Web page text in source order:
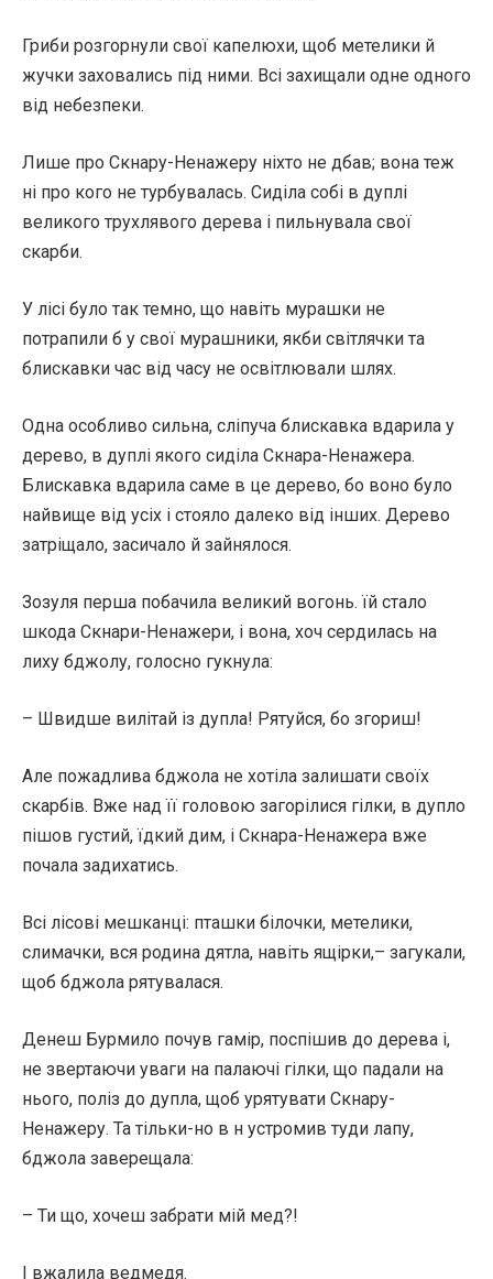
Гриби розгорнули свої капелюхи, щоб метелики й
жучки заховались під ними. Всі захищали одне одного
від небезпеки.
Лише про Скнару-Ненажеру ніхто не дбав; вона теж
ні про кого не турбувалась. Сиділа собі в дуплі
великого трухлявого дерева і пильнувала свої
скарби.
У лісі було так темно, що навіть мурашки не
потрапили б у свої мурашники, якби світлячки та
блискавки час від часу не освітлювали шлях.
Одна особливо сильна, сліпуча блискавка вдарила у
дерево, в дуплі якого сиділа Скнара-Ненажера.
Блискавка вдарила саме в це дерево, бо воно було
найвище від усіх і стояло далеко від інших. Дерево
затріщало, засичало й зайнялося.
Зозуля перша побачила великий вогонь. їй стало
шкода Скнари-Ненажери, і вона, хоч сердилась на
лиху бджолу, голосно гукнула:
– Швидше вилітай із дупла! Рятуйся, бо згориш!
Але пожадлива бджола не хотіла залишати своїх
скарбів. Вже над її головою загорілися гілки, в дупло
пішов густий, їдкий дим, і Скнара-Ненажера вже
почала задихатись.
Всі лісові мешканці: пташки білочки, метелики,
слимачки, вся родина дятла, навіть ящірки,– загукали,
щоб бджола рятувалася.
Денеш Бурмило почув гамір, поспішив до дерева і,
не звертаючи уваги на палаючі гілки, що падали на
нього, поліз до дупла, щоб урятувати Скнару-
Ненажеру. Та тільки-но в н устромив туди лапу,
бджола заверещала:
– Ти що, хочеш забрати мій мед?!
І вжалила ведмедя.